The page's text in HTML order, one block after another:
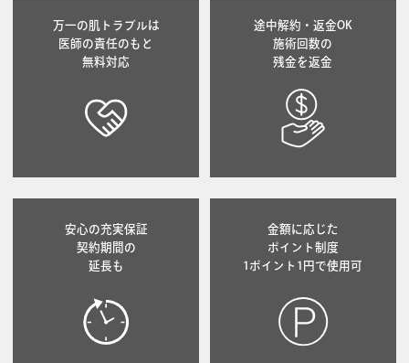
万一の肌トラブルは
医師の責任のもと
無料対応
途中解約・返金OK
施術回数の
残金を返金
安心の充実保証
契約期間の
延長も
金額に応じた
ポイント制度
1ポイント1円で使用可